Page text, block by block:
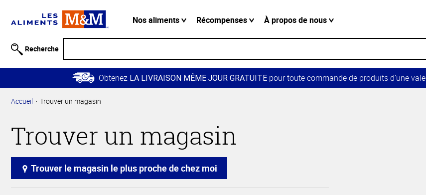
relative à
Passer
contenu
Retour à
principale
Nos aliments Récompenses À propos de nous
Recherche
Obtenez LA LIVRAISON MÊME JOUR GRATUITEpour toute commande de produits d’une
Accueil Trouver un magasin
Trouver un magasin
Trouver le magasin le plus proche de chez moi